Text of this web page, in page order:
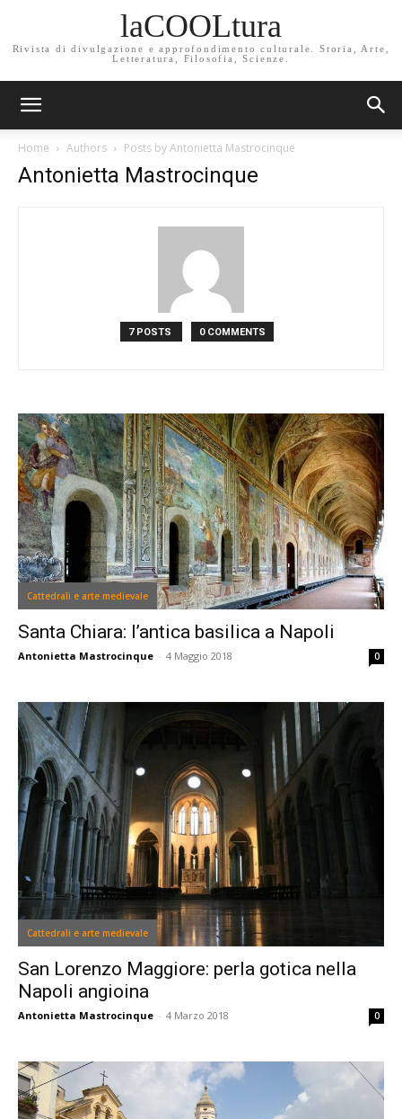
laCOOLtura
Rivista di divulgazione e approfondimento culturale. Storia, Arte,
Letteratura, Filosofia, Scienze.
Home Authors Posts by Antonietta Mastrocinque
Antonietta Mastrocinque
7 POSTS 0 COMMENTS
Cattedrali e arte medievale
Santa Chiara: l’antica basilica a Napoli
Antonietta Mastrocinque - 4 Maggio 2018 0
Cattedrali e arte medievale
San Lorenzo Maggiore: perla gotica nella
Napoli angioina
Antonietta Mastrocinque - 4 Marzo 2018 0